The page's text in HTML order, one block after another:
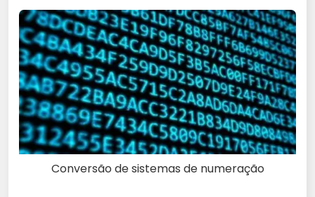
Conversão de sistemas de numeração